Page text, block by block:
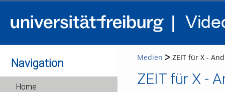
Navigation
Home
Medien ZEIT für X -
ZEIT für X -